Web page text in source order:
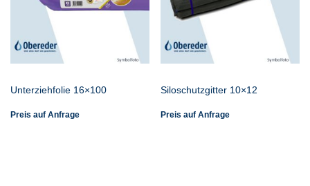
Unterziehfolie 16×100
Preis auf Anfrage
Siloschutzgitter 10×12
Preis auf Anfrage